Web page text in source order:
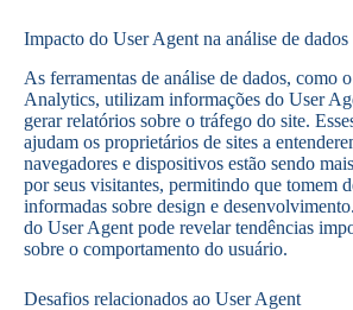
Impacto do User Agent na análise de dados
As ferramentas de análise de dados, como
Analytics, utilizam informações do User
gerar relatórios sobre o tráfego do site.
ajudam os proprietários de sites a
navegadores e dispositivos estão sendo
por seus visitantes, permitindo que tomem
informadas sobre design e
do User Agent pode revelar tendências
sobre o comportamento do usuário.
Desafios relacionados ao User Agent